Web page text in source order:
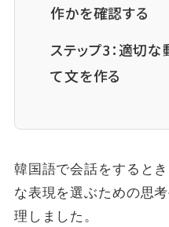
作かを確認する
ステップ3：適切
て文を作る
韓国語で会話をすると
な表現を選ぶための思
理しました。